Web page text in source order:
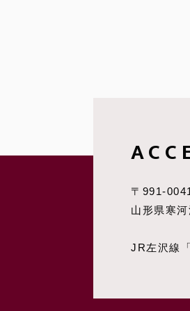
〒991-
山形県寒
JR左沢線